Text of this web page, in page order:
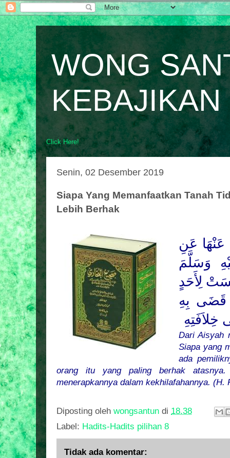
WONG
KEBAJIKAN
Click Here!
Senin, 02 Desember 2019
Siapa Yang Memanfaatkan Tanah
Lebih Berhak
عَنِ
وَسَلَّمَ
لِأَحَدٍ
قَضَى بِهِ
Dari Aisyah
Siapa yang
ada
orang itu yang paling berhak
menerapkannya dalam kekhilafahannya. (H.
Diposting oleh wongsantun di 18.38
Label: Hadits-Hadits pilihan 8
Tidak ada komentar: